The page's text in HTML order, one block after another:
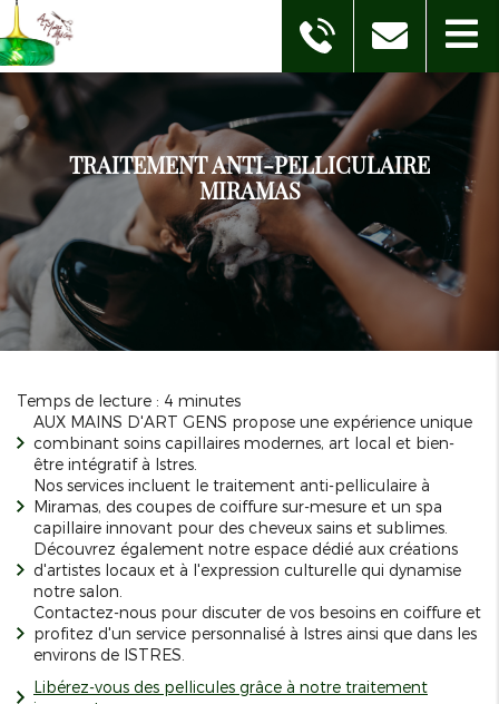
TRAITEMENT ANTI-PELLICULAIRE
MIRAMAS
Temps de lecture : 4 minutes
AUX MAINS D'ART GENS propose une expérience unique
combinant soins capillaires modernes, art local et bien-
être intégratif à Istres.
Nos services incluent le traitement anti-pelliculaire à
Miramas, des coupes de coiffure sur-mesure et un spa
capillaire innovant pour des cheveux sains et sublimes.
Découvrez également notre espace dédié aux créations
d'artistes locaux et à l'expression culturelle qui dynamise
notre salon.
Contactez-nous pour discuter de vos besoins en coiffure et
profitez d'un service personnalisé à Istres ainsi que dans les
environs de ISTRES.
Libérez-vous des pellicules grâce à notre traitement